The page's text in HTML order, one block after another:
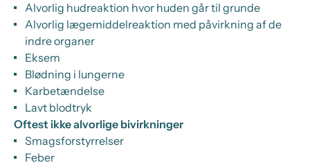
Alvorlig hudreaktion hvor huden går til grunde
Alvorlig lægemiddelreaktion med påvirkning af de
indre organer
Eksem
Blødning i lungerne
Karbetændelse
Lavt blodtryk
Oftest ikke alvorlige bivirkninger
Smagsforstyrrelser
Feber